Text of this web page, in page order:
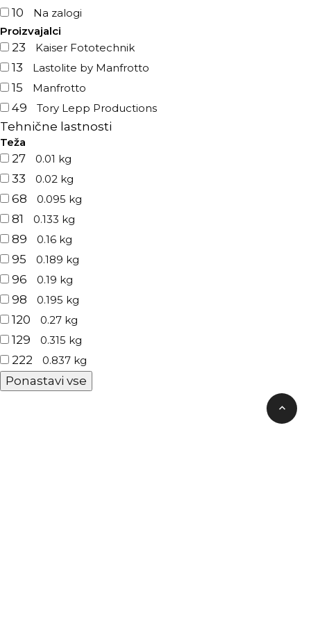
10
Na zalogi
Proizvajalci
23 Kaiser Fototechnik
13 Lastolite by Manfrotto
15 Manfrotto
49 Tory Lepp Productions
Tehnične lastnosti
Teža
27 0.01 kg
33 0.02 kg
68 0.095 kg
81 0.133 kg
89 0.16 kg
95 0.189 kg
96 0.19 kg
98 0.195 kg
120 0.27 kg
129 0.315 kg
222 0.837 kg